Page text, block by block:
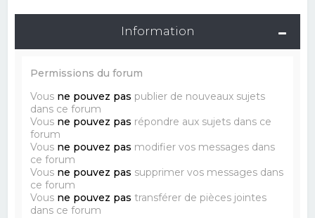
Information
Permissions du forum
Vous ne pouvez pas publier de nouveaux sujets
dans ce forum
Vous ne pouvez pas répondre aux sujets dans ce
forum
Vous ne pouvez pas modifier vos messages dans
ce forum
Vous ne pouvez pas supprimer vos messages dans
ce forum
Vous ne pouvez pas transférer de pièces jointes
dans ce forum